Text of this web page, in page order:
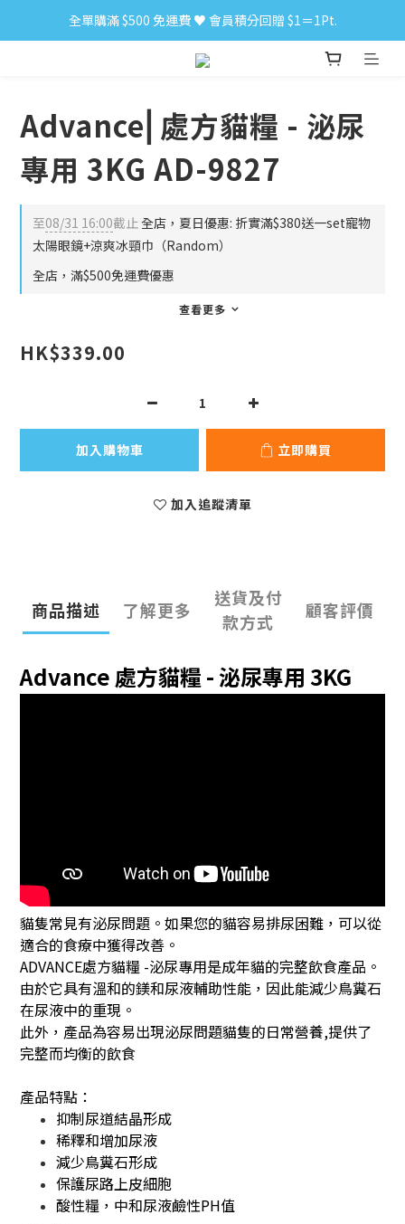
小食購滿 $300 順豐免運費 ‼
全單購滿 $500 免運費 ♥︎ 會員積分回贈 $1＝1Pt.
小食購滿 $300 順豐免運費 ‼
Advance⎜處方貓糧 - 泌尿
專用 3KG AD-9827
至08/31 16:00截止全店，夏日優惠: 折實滿$380送一set寵物
太陽眼鏡+涼爽冰頸巾（Random）
全店，滿$500免運費優惠
查看更多
HK$339.00
加入購物車 立即購買
加入追蹤清單
商品描述 了解更多
送貨及付
款方式
顧客評價
Advance 處方貓糧 - 泌尿專用 3KG
貓隻常見有泌尿問題。如果您的貓容易排尿困難，可以從
適合的食療中獲得改善。
ADVANCE處方貓糧 -泌尿專用是成年貓的完整飲食產品。
由於它具有溫和的鎂和尿液輔助性能，因此能減少鳥糞石
在尿液中的重現。
此外，產品為容易出現泌尿問題貓隻的日常營養,提供了
完整而均衡的飲食
產品特點：
抑制尿道結晶形成
稀釋和增加尿液
減少鳥糞石形成
保護尿路上皮細胞
酸性糧，中和尿液鹼性PH值